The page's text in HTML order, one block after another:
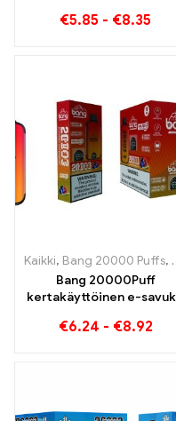
€5.85 - €8.35
Kaikki, Bang 20000 Puffs,
Bang 20000Puff
kertakäyttöinen e-
ja kaksoisverkko
€6.24 - €8.92